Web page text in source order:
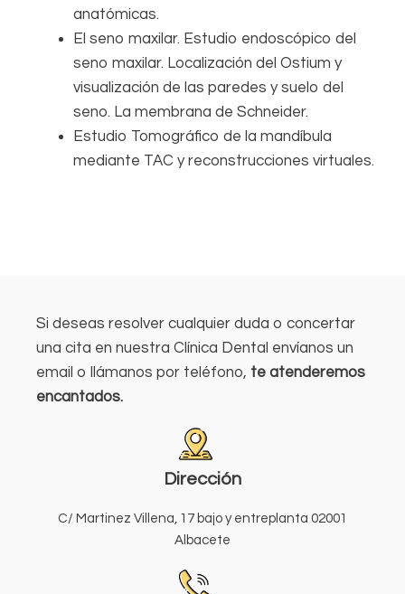
anatómicas.
El seno maxilar. Estudio endoscópico del
seno maxilar. Localización del Ostium y
visualización de las paredes y suelo del
seno. La membrana de Schneider.
Estudio Tomográfico de la mandíbula
mediante TAC y reconstrucciones virtuales.
Si deseas resolver cualquier duda o concertar
una cita en nuestra Clínica Dental envíanos un
email o llámanos por teléfono, te atenderemos
encantados.
Dirección
C/ Martinez Villena, 17 bajo y entreplanta 02001
Albacete